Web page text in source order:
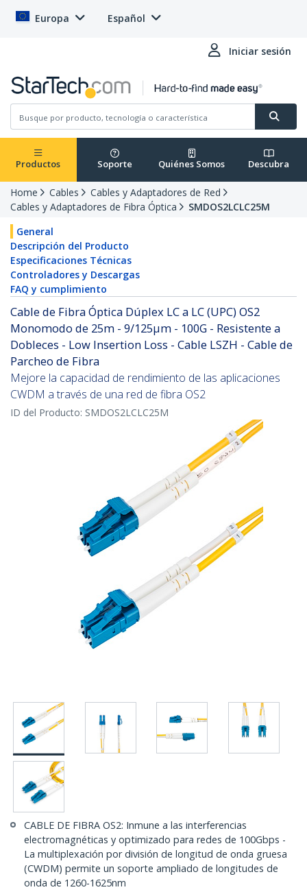
Europa Español
Iniciar sesión
Productos Soporte Quiénes Somos Descubra
Home Cables
Cables y Adaptadores de Red
Cables y Adaptadores de Fibra Óptica
SMDOS2LCLC25M
General
Descripción del Producto
Especificaciones Técnicas
Controladores y Descargas
FAQ y cumplimiento
Cable de Fibra Óptica Dúplex LC a LC (UPC) OS2
Monomodo de 25m - 9/125µm - 100G - Resistente a
Dobleces - Low Insertion Loss - Cable LSZH - Cable de
Parcheo de Fibra
Mejore la capacidad de rendimiento de las aplicaciones
CWDM a través de una red de fibra OS2
ID del Producto: SMDOS2LCLC25M
CABLE DE FIBRA OS2: Inmune a las interferencias
electromagnéticas y optimizado para redes de 100Gbps -
La multiplexación por división de longitud de onda gruesa
(CWDM) permite un soporte ampliado de longitudes de
onda de 1260-1625nm